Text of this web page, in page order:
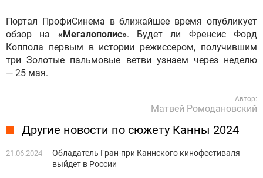
Портал ПрофиСинема в ближайшее время опубликует
обзор на «Мегалополис». Будет ли Френсис Форд
Коппола первым в истории режиссером, получившим
три Золотые пальмовые ветви узнаем через неделю
— 25 мая.
Автор:
Матвей Ромодановский
Другие новости по сюжету Канны 2024
21.06.2024
Обладатель Гран-при Каннского кинофестиваля
выйдет в России